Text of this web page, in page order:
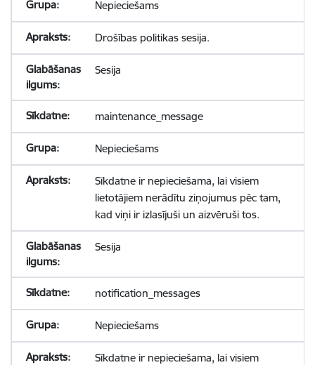
Nepieciešams
Drošības politikas sesija.
Sesija
maintenance_message
Nepieciešams
Sīkdatne ir nepieciešama, lai visiem
lietotājiem nerādītu ziņojumus pēc tam,
kad viņi ir izlasījuši un aizvēruši tos.
Sesija
notification_messages
Nepieciešams
Sīkdatne ir nepieciešama, lai visiem